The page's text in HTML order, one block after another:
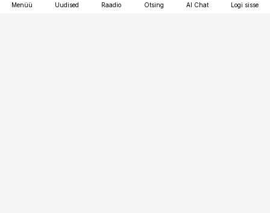
Menüü Uudised Raadio Otsing AI Chat Logi sisse